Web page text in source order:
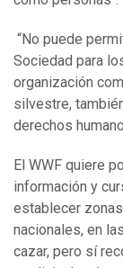
“No puede
Sociedad para
organización
silvestre,
derechos
El WWF quiere
información y
establecer
nacionales, en
cazar, pero sí